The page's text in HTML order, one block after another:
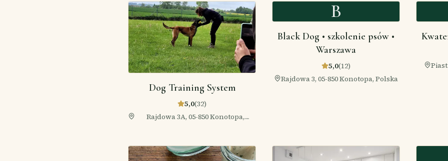
Dog Training System
5,0(32)
Rajdowa 3A, 05-850 Konotopa,
B
Black Dog • szkolenie psów •
Warszawa
5,0(12)
Rajdowa 3, 05-850 Konotopa, Polska